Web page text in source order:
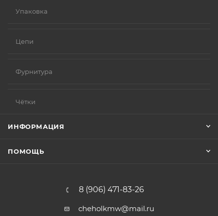
Упаковка
Цепи
Фурнитура
Чётки
ИНФОРМАЦИЯ
ПОМОЩЬ
8 (906) 471-83-26
cheholkmw@mail.ru